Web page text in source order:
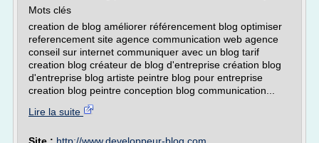
Mots clés
creation de blog améliorer référencement blog optimiser
referencement site agence communication web agence
conseil sur internet communiquer avec un blog tarif
creation blog créateur de blog d'entreprise création blog
d'entreprise blog artiste peintre blog pour entreprise
creation blog peintre conception blog communication...
Lire la suite